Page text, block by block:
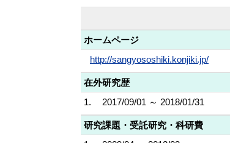
ホームページ
http://sangyososhiki.konjiki.jp/
在外研究歴
1.
2017/09/01 ～ 2018/01/31
研究課題・受託研究・科研費